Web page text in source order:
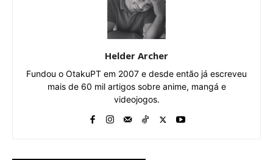
Helder Archer
Fundou o OtakuPT em 2007 e desde então já escreveu
mais de 60 mil artigos sobre anime, mangá e
videojogos.